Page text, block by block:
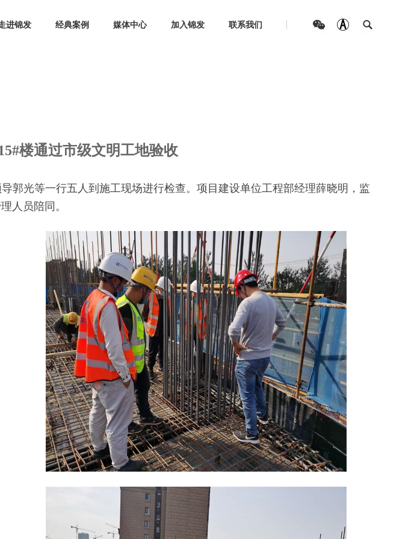
进锦发 经典案例 媒体中心 加入锦发 联系我们
楼通过市级文明工地验收
郭光等一行五人到施工现场进行检查。项目建设单位工程部经理薛晓明，监
人员陪同。